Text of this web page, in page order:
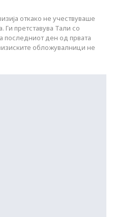
откако не учествуваше
Ги претставува Тали со
последниот ден од првата
обложувалници не